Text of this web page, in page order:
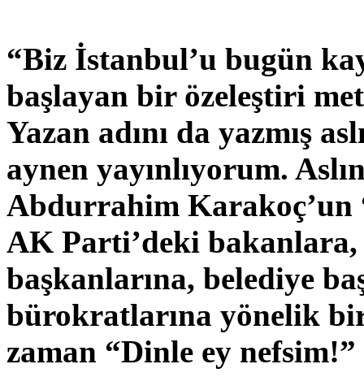
“Biz İstanbul’u bugün
başlayan bir özeleştiri
Yazan adını da yazmış
aynen yayınlıyorum.
Abdurrahim Karakoç’un
AK Parti’deki
başkanlarına, belediye
bürokratlarına yönelik
zaman “Dinle ey nefsim!”